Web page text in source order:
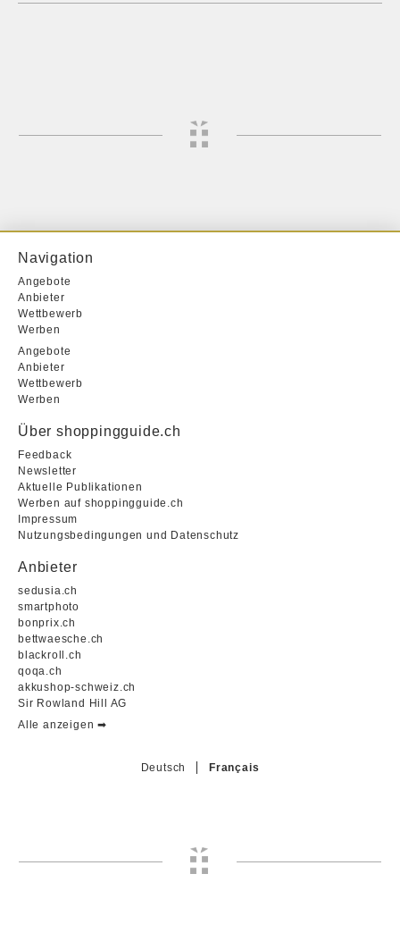
Navigation
Angebote
Anbieter
Wettbewerb
Werben
Angebote
Anbieter
Wettbewerb
Werben
Über shoppingguide.ch
Feedback
Newsletter
Aktuelle Publikationen
Werben auf shoppingguide.ch
Impressum
Nutzungsbedingungen und Datenschutz
Anbieter
sedusia.ch
smartphoto
bonprix.ch
bettwaesche.ch
blackroll.ch
qoqa.ch
akkushop-schweiz.ch
Sir Rowland Hill AG
Alle anzeigen ➡︎
Deutsch Français